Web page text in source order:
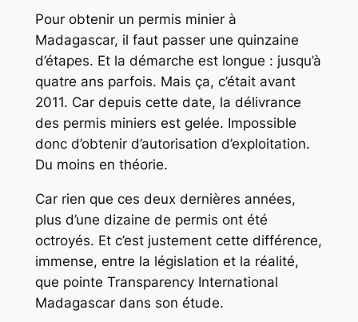
Pour obtenir un permis minier à
Madagascar, il faut passer une quinzaine
d’étapes. Et la démarche est longue : jusqu’à
quatre ans parfois. Mais ça, c’était avant
2011. Car depuis cette date, la délivrance
des permis miniers est gelée. Impossible
donc d’obtenir d’autorisation d’exploitation.
Du moins en théorie.
Car rien que ces deux dernières années,
plus d’une dizaine de permis ont été
octroyés. Et c’est justement cette différence,
immense, entre la législation et la réalité,
que pointe Transparency International
Madagascar dans son étude.